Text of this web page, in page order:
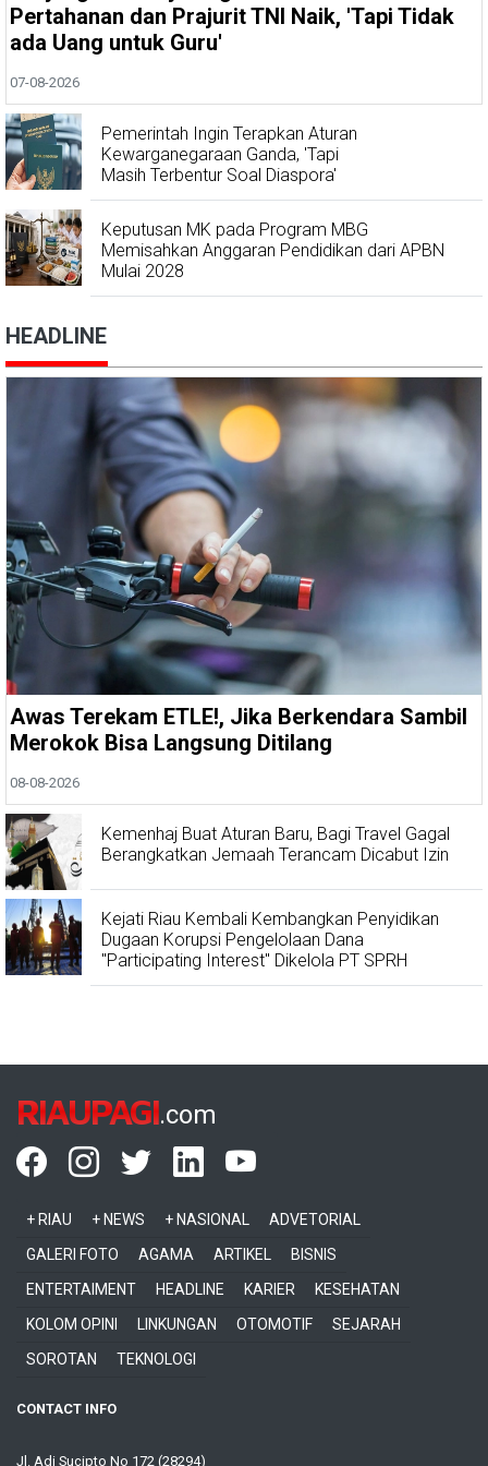
Pertahanan dan Prajurit TNI Naik, 'Tapi Tidak
ada Uang untuk Guru'
07-08-2026
Pemerintah Ingin Terapkan Aturan
Kewarganegaraan Ganda, 'Tapi
Masih Terbentur Soal Diaspora'
Keputusan MK pada Program MBG
Memisahkan Anggaran Pendidikan dari APBN
Mulai 2028
HEADLINE
Awas Terekam ETLE!, Jika Berkendara Sambil
Merokok Bisa Langsung Ditilang
08-08-2026
Kemenhaj Buat Aturan Baru, Bagi Travel Gagal
Berangkatkan Jemaah Terancam Dicabut Izin
Kejati Riau Kembali Kembangkan Penyidikan
Dugaan Korupsi Pengelolaan Dana
"Participating Interest" Dikelola PT SPRH
RIAUPAGI.com
+ RIAU + NEWS + NASIONAL
ADVETORIAL
GALERI FOTO
AGAMA ARTIKEL
BISNIS
ENTERTAIMENT
HEADLINE KARIER
KESEHATAN
KOLOM OPINI
LINKUNGAN OTOMOTIF
SEJARAH
SOROTAN
TEKNOLOGI
CONTACT INFO
Jl. Adi Sucipto No 172 (28294)